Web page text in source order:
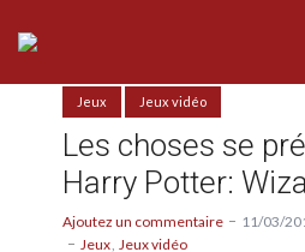
Jeux Jeux vidéo
Les choses se
Harry Potter:
Ajoutez un commentaire 11/03/
Jeux Jeux vidéo